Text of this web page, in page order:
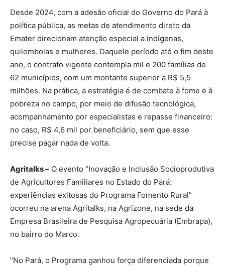
Desde 2024, com a adesão oficial do Governo do Pará à
política pública, as metas de atendimento direto da
Emater direcionam atenção especial a indígenas,
quilombolas e mulheres. Daquele período até o fim deste
ano, o contrato vigente contempla mil e 200 famílias de
62 municípios, com um montante superior a R$ 5,5
milhões. Na prática, a estratégia é de combate à fome e à
pobreza no campo, por meio de difusão tecnológica,
acompanhamento por especialistas e repasse financeiro:
no caso, R$ 4,6 mil por beneficiário, sem que esse
precise pagar nada de volta.
Agritalks – O evento “Inovação e Inclusão Socioprodutiva
de Agricultores Familiares no Estado do Pará:
experiências exitosas do Programa Fomento Rural”
ocorreu na arena Agritalks, na Agrizone, na sede da
Empresa Brasileira de Pesquisa Agropecuária (Embrapa),
no bairro do Marco.
“No Pará, o Programa ganhou força diferenciada porque